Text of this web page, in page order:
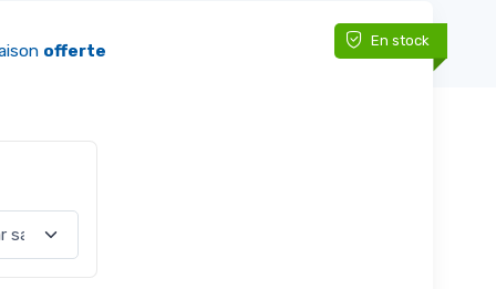
offerte En stock